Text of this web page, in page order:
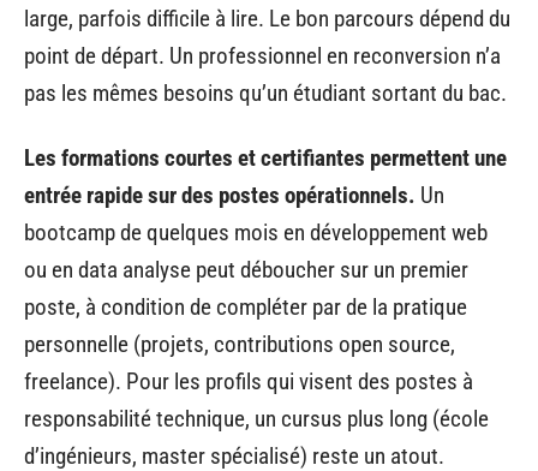
large, parfois difficile à lire. Le bon parcours dépend du
point de départ. Un professionnel en reconversion n’a
pas les mêmes besoins qu’un étudiant sortant du bac.
Les formations courtes et certifiantes permettent une
entrée rapide sur des postes opérationnels. Un
bootcamp de quelques mois en développement web
ou en data analyse peut déboucher sur un premier
poste, à condition de compléter par de la pratique
personnelle (projets, contributions open source,
freelance). Pour les profils qui visent des postes à
responsabilité technique, un cursus plus long (école
d’ingénieurs, master spécialisé) reste un atout.